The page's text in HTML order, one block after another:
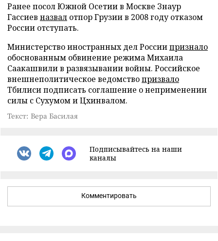
Ранее посол Южной Осетии в Москве Знаур
Гассиев назвал отпор Грузии в 2008 году отказом
России отступать.
Министерство иностранных дел Россиипризнало
обоснованным обвинение режима Михаила
Саакашвили в развязывании войны. Российское
внешнеполитическое ведомствопризвало
Тбилиси подписать соглашение о неприменении
силы с Сухумом и Цхинвалом.
Текст: Вера Басилая
Подписывайтесь на наши
каналы
Комментировать